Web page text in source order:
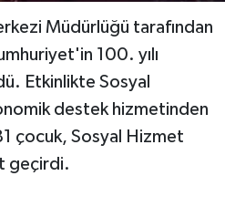
Müdürlüğü tarafından
100. yılı
Etkinlikte Sosyal
destek hizmetinden
çocuk, Sosyal Hizmet
geçirdi.